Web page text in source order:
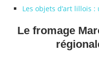
Les objets d’art lillois :
Le fromage